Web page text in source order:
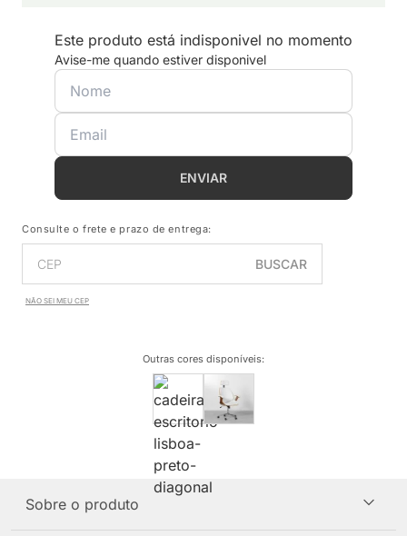
Este produto está indisponivel no momento
Avise-me quando estiver disponivel
ENVIAR
Consulte o frete e prazo de entrega:
BUSCAR
NÃO SEI MEU CEP
Outras cores disponíveis:
Sobre o produto